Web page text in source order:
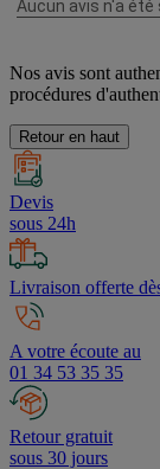
Nos avis sont
procédures
Retour en haut
Devis
sous 24h
Livraison offerte
A votre écoute au
01 34 53 35 35
Retour gratuit
sous 30 jours